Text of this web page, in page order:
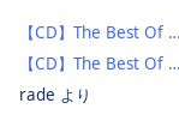
【CD】The Best Of
【CD】The Best Of
rade より